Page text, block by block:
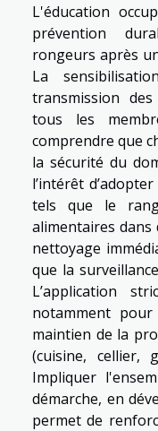
L'éducation
prévention
rongeurs après
La
transmission
tous les
comprendre que
la sécurité du
l’intérêt
tels que le
alimentaires dans
nettoyage
que la
L’application
notamment
maintien de la
(cuisine, cellier,
Impliquer
démarche, en
permet de